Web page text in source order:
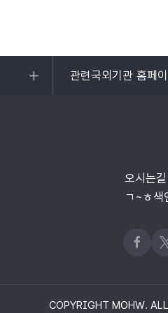
관련국외기관 홈페
목록
오시는길
ㄱ~ㅎ색
페이
COPYRIGHT MOHW.